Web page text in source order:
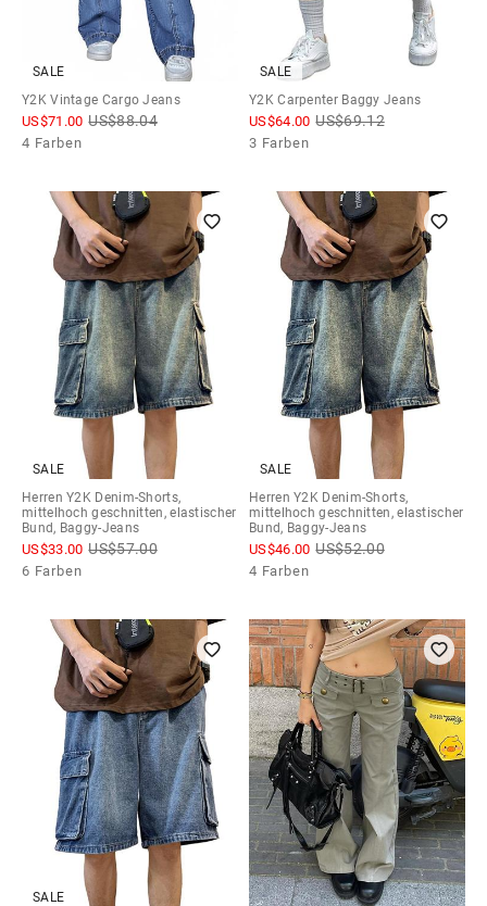
SALE
Y2K Vintage Cargo Jeans
US$71.00 US$88.04
4 Farben
SALE
Y2K Carpenter Baggy Jeans
US$64.00 US$69.12
3 Farben
SALE
Herren Y2K Denim-Shorts,
mittelhoch geschnitten, elastischer
Bund, Baggy-Jeans
US$33.00 US$57.00
6 Farben
SALE
Herren Y2K Denim-Shorts,
mittelhoch geschnitten, elastischer
Bund, Baggy-Jeans
US$46.00 US$52.00
4 Farben
SALE